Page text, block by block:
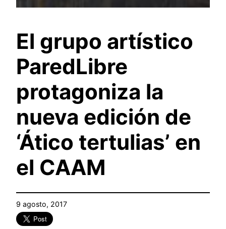
El grupo artístico
ParedLibre
protagoniza la
nueva edición de
‘Ático tertulias’ en
el CAAM
9 agosto, 2017